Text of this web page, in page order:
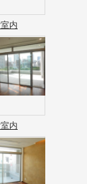
内
内